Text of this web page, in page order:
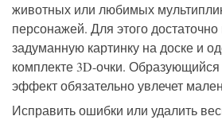
животных или любимых
персонажей. Для этого
задуманную картинку на доске и
комплекте 3D-очки. Образующийся
эффект обязательно увлечет
Исправить ошибки или удалить